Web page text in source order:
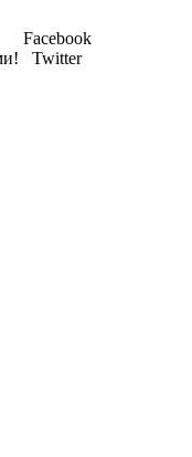
Facebook
Twitter